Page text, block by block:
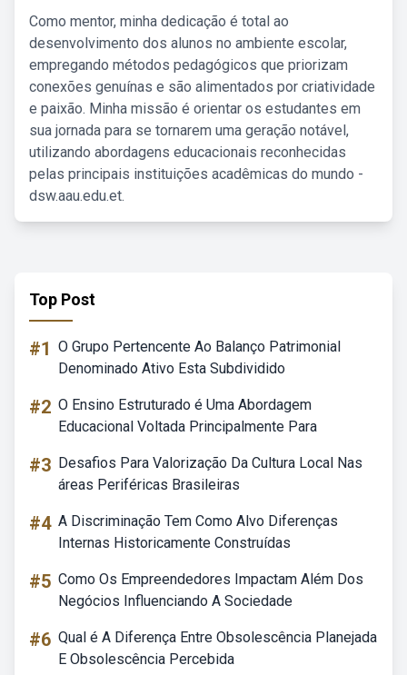
Como mentor, minha dedicação é total ao
desenvolvimento dos alunos no ambiente escolar,
empregando métodos pedagógicos que priorizam
conexões genuínas e são alimentados por criatividade
e paixão. Minha missão é orientar os estudantes em
sua jornada para se tornarem uma geração notável,
utilizando abordagens educacionais reconhecidas
pelas principais instituições acadêmicas do mundo -
dsw.aau.edu.et.
Top Post
#1 O Grupo Pertencente Ao Balanço Patrimonial
Denominado Ativo Esta Subdividido
#2 O Ensino Estruturado é Uma Abordagem
Educacional Voltada Principalmente Para
#3 Desafios Para Valorização Da Cultura Local Nas
áreas Periféricas Brasileiras
#4 A Discriminação Tem Como Alvo Diferenças
Internas Historicamente Construídas
#5 Como Os Empreendedores Impactam Além Dos
Negócios Influenciando A Sociedade
#6 Qual é A Diferença Entre Obsolescência Planejada
E Obsolescência Percebida